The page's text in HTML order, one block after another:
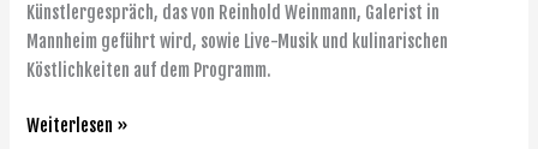
Künstlergespräch, das von Reinhold Weinmann, Galerist in
Mannheim geführt wird, sowie Live-Musik und kulinarischen
Köstlichkeiten auf dem Programm.
Weiterlesen »